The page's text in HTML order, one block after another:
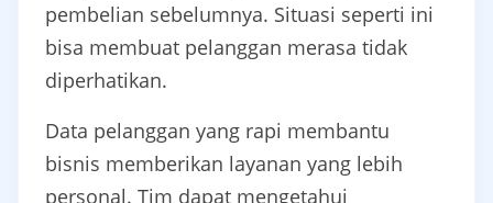
pembelian sebelumnya. Situasi seperti ini
bisa membuat pelanggan merasa tidak
diperhatikan.
Data pelanggan yang rapi membantu
bisnis memberikan layanan yang lebih
personal. Tim dapat mengetahui